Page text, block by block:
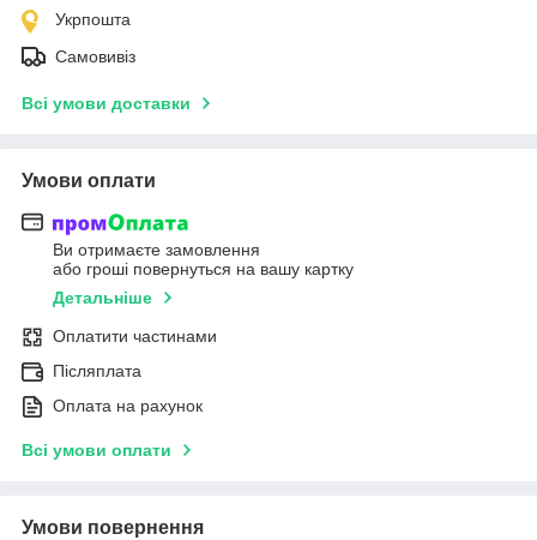
Укрпошта
Самовивіз
Всі умови доставки
Умови оплати
Ви отримаєте замовлення
або гроші повернуться на вашу картку
Детальніше
Оплатити частинами
Післяплата
Оплата на рахунок
Всі умови оплати
Умови повернення